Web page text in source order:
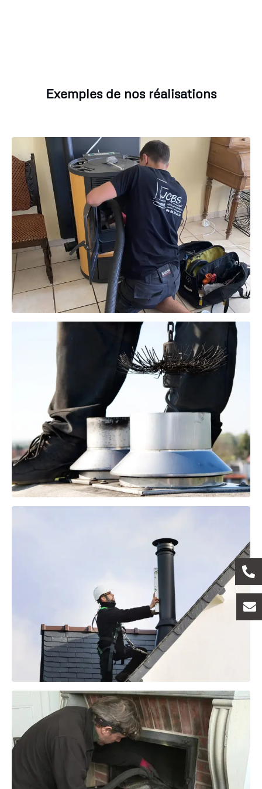
Exemples de nos réalisations